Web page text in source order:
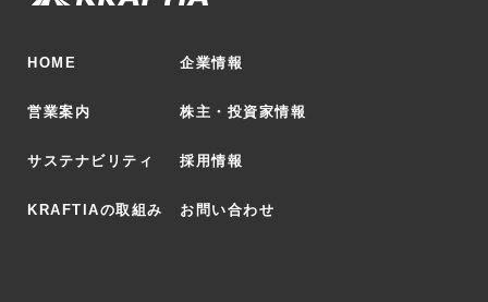
HOME 企業情報
営業案内 株主・投資家情報
サステナビリティ 採用情報
KRAFTIAの取組み お問い合わせ